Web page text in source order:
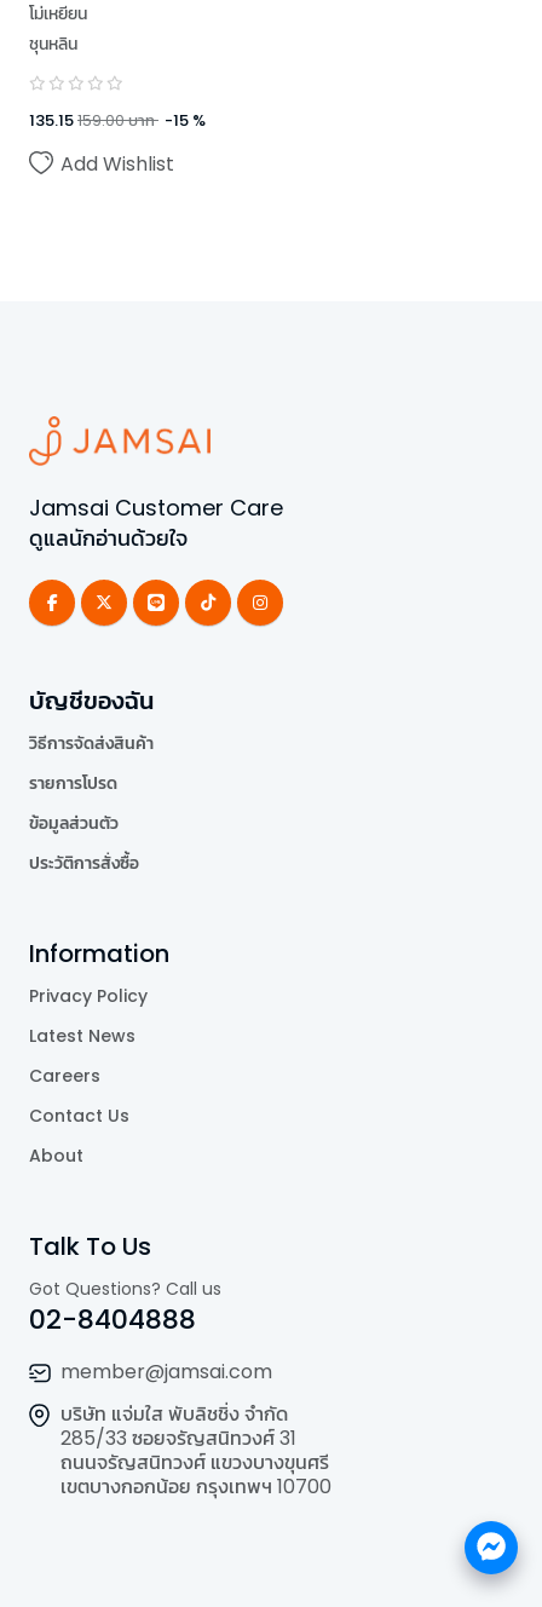
โม่เหยียน
ชุนหลิน
135.15159.00บาท -15 %
Add Wishlist
Jamsai Customer Care
ดูแลนักอ่านด้วยใจ
บัญชีของฉัน
วิธีการจัดส่งสินค้า
รายการโปรด
ข้อมูลส่วนตัว
ประวัติการสั่งซื้อ
Information
Privacy Policy
Latest News
Careers
Contact Us
About
Talk To Us
Got Questions? Call us
02-8404888
member@jamsai.com
บริษัท แจ่มใส พับลิชชิ่ง จำกัด
285/33 ซอยจรัญสนิทวงศ์ 31
ถนนจรัญสนิทวงศ์ แขวงบางขุนศรี
เขตบางกอกน้อย กรุงเทพฯ 10700